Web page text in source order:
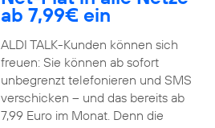
ab 7,99€ ein
ALDI TALK-Kunden können sich
freuen: Sie können ab sofort
unbegrenzt telefonieren und SMS
verschicken – und das bereits ab
7,99 Euro im Monat. Denn die